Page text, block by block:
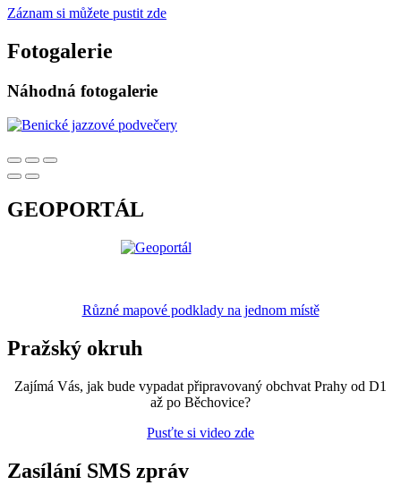
Záznam si můžete pustit zde
Fotogalerie
Náhodná fotogalerie
GEOPORTÁL
Různé mapové podklady na jednom místě
Pražský okruh
Zajímá Vás, jak bude vypadat připravovaný obchvat Prahy od D1
až po Běchovice?
Pusťte si video zde
Zasílání SMS zpráv